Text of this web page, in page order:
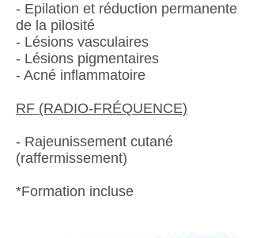
- Epilation et réduction permanente
de la pilosité
- Lésions vasculaires
- Lésions pigmentaires
- Acné inflammatoire
RF (RADIO-FRÉQUENCE)
- Rajeunissement cutané
(raffermissement)
*Formation incluse